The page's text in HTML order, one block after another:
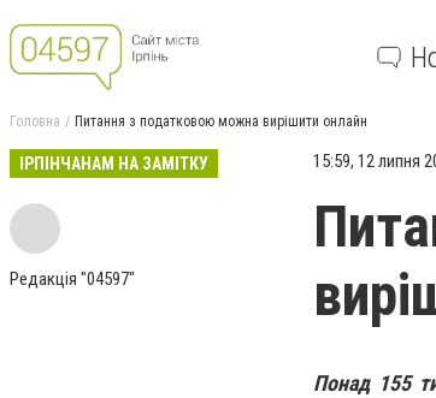
Головна Питання з податковою можна вирішити онлайн
ІРПІНЧАНАМ НА ЗАМІТКУ
Редакція "04597"
15:59, 12 липня
Понад 155